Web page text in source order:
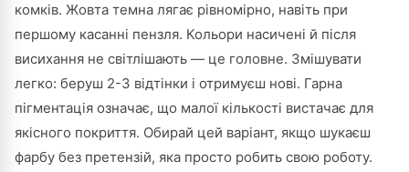
комків. Жовта темна лягає рівномірно, навіть при
першому касанні пензля. Кольори насичені й після
висихання не світлішають — це головне. Змішувати
легко: беруш 2-3 відтінки і отримуєш нові. Гарна
пігментація означає, що малої кількості вистачає для
якісного покриття. Обирай цей варіант, якщо шукаєш
фарбу без претензій, яка просто робить свою роботу.